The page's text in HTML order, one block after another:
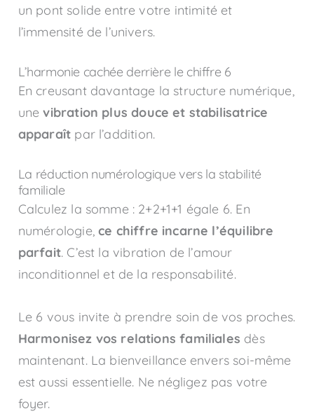
un pont solide entre votre intimité et
l’immensité de l’univers.
L’harmonie cachée derrière le chiffre 6
En creusant davantage la structure numérique,
unevibration plus douce et stabilisatrice
apparaît par l’addition.
La réduction numérologique vers la stabilité
familiale
Calculez la somme : 2+2+1+1 égale 6. En
numérologie,ce chiffre incarne l’équilibre
parfait. C’est la vibration de l’amour
inconditionnel et de la responsabilité.
Le 6 vous invite à prendre soin de vos proches.
Harmonisez vos relations familiales dès
maintenant. La bienveillance envers soi-même
est aussi essentielle. Ne négligez pas votre
foyer.